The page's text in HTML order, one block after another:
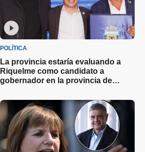
POLÍTICA
La provincia estaría evaluando a
Riquelme como candidato a
gobernador en la provincia de